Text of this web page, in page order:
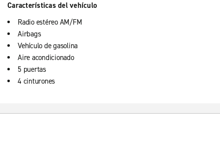
Características del vehículo
Radio estéreo AM/FM
Airbags
Vehículo de gasolina
Aire acondicionado
5 puertas
4 cinturones